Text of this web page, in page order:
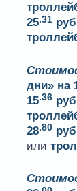
25.31
дни» на
15.36
28.80
или